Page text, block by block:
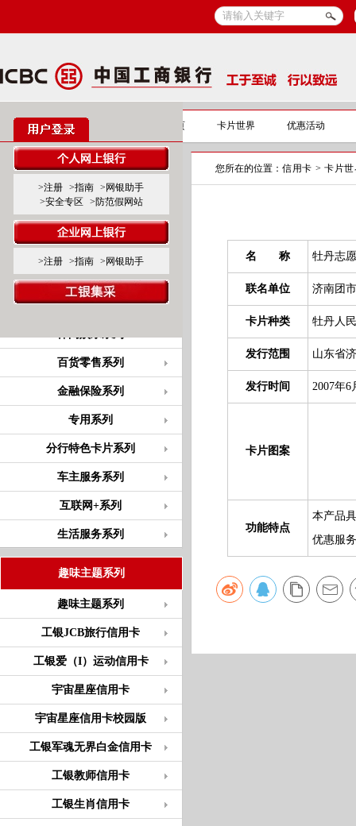
>注册 >指南
>网银助手
>安全专区
>防范假网站
>注册 >指南 >网银助手
信用卡 信用卡首页 卡片世界 优惠活动
标准卡产品系列
标准白金卡
标准金、普卡
联名卡产品系列
商旅服务系列
百货零售系列
金融保险系列
专用系列
分行特色卡片系列
车主服务系列
互联网+系列
生活服务系列
趣味主题系列
趣味主题系列
工银JCB旅行信用卡
工银爱（I）运动信用卡
宇宙星座信用卡
宇宙星座信用卡校园版
工银军魂无界白金信用卡
工银教师信用卡
工银生肖信用卡
您所在的位置： 信用卡 > 卡片
名 称 牡丹志
联名单位 济南团
卡片种类 牡丹人
发行范围 山东省
发行时间 2007年6
卡片图案
功能特点
本产品
优惠服